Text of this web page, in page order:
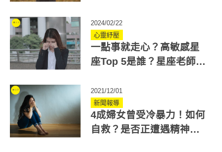
2024/02/22
心靈紓壓
一點事就走心？高敏感星
座Top 5是誰？星座老師教
2021/12/01
新聞報導
4成婦女曾受冷暴力！如何
自救？是否正遭遇精神暴